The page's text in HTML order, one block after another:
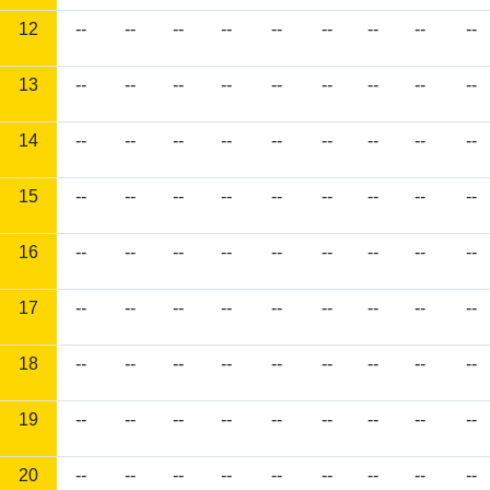
12 -- -- -- -- -- -- -- -- --
13 -- -- -- -- -- -- -- -- --
14 -- -- -- -- -- -- -- -- --
15 -- -- -- -- -- -- -- -- --
16 -- -- -- -- -- -- -- -- --
17 -- -- -- -- -- -- -- -- --
18 -- -- -- -- -- -- -- -- --
19 -- -- -- -- -- -- -- -- --
20 -- -- -- -- -- -- -- -- --